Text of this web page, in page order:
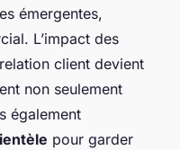
émergentes,
L’impact des
client devient
non seulement
également
pour garder